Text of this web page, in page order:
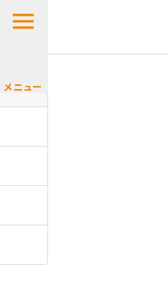
メニュー